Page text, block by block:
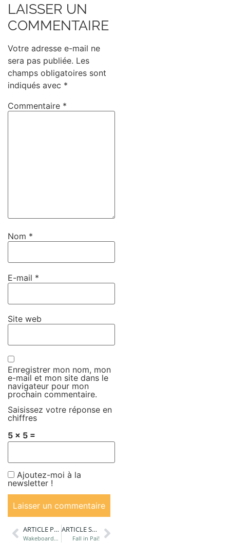
LAISSER UN
COMMENTAIRE
Votre adresse e-mail ne
sera pas publiée. Les
champs obligatoires sont
indiqués avec *
Commentaire *
Nom *
E-mail *
Site web
Enregistrer mon nom, mon
e-mail et mon site dans le
navigateur pour mon
prochain commentaire.
Saisissez votre réponse en
chiffres
5 × 5 =
Ajoutez-moi à la
newsletter !
ARTICLE PRÉCÉDANT
Wakeboard@CWC – Philippines
ARTICLE SUIVANT
Fall in Pai!